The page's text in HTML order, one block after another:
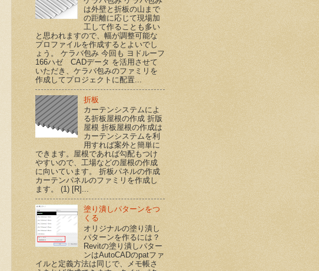
は外壁と折板の山まで
の距離に応じて現場加
工して作ることも多い
と思われますので、幅が調整可能な
プロファイルを作成するとよいでし
ょう。 ケラバ包み 今回も ヨドルーフ
166ハゼ CADデータ を活用させて
いただき、ケラバ包みのファミリを
作成してプロジェクトに配置...
折板
カーテンシステムによ
る折板屋根の作成 折版
屋根 折板屋根の作成は
カーテンシステムを利
用すれば案外と簡単に
できます。屋根であれば勾配もつけ
やすいので、工場などの屋根の作成
に向いています。 折板パネルの作成
カーテンパネルのファミリを作成し
ます。 (1) [R]...
塗り潰しパターンをつ
くる
オリジナルの塗り潰し
パターンを作るには？
Revitの塗り潰しパター
ンはAutoCADのpatファ
イルと定義方法は同じで、メモ帳さ